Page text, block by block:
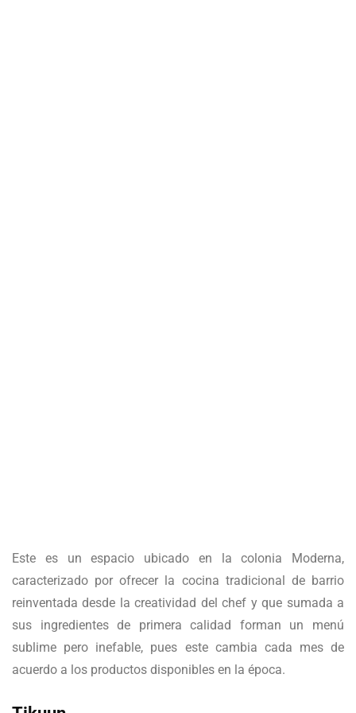
Este es un espacio ubicado en la colonia Moderna,
caracterizado por ofrecer la cocina tradicional de barrio
reinventada desde la creatividad del chef y que sumada a
sus ingredientes de primera calidad forman un menú
sublime pero inefable, pues este cambia cada mes de
acuerdo a los productos disponibles en la época.